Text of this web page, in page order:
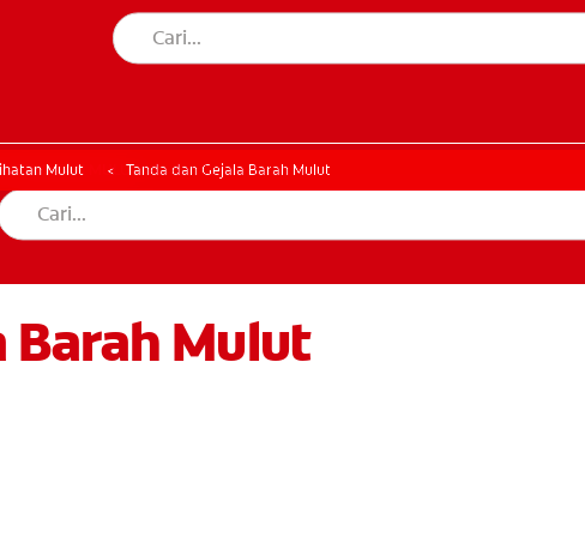
MULUT
Mulut Tanda dan Gejala Barah Mulut
Barah Mulut